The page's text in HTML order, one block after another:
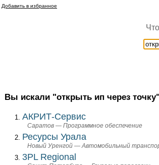
Добавить в избранное
Вы искали "открыть ип через точку"
АКРИТ-Сервис
Саратов — Программное обеспечение
Ресурсы Урала
Новый Уренгой — Автомобильный
3PL Regional